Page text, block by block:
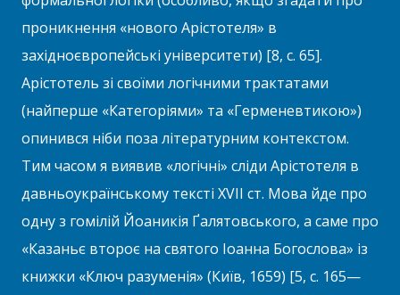
проникнення «нового Арістотеля» в
західноєвропейські університети) [8, с. 65].
Арістотель зі своїми логічними трактатами
(найперше «Категоріями» та «Герменевтикою»)
опинився ніби поза літературним контекстом.
Тим часом я виявив «логічні» сліди Арістотеля в
давньоукраїнському тексті XVII ст. Мова йде про
одну з гомілій Йоаникія Ґалятовського, а саме про
«Казаньє второє на святого Іоанна Богослова» із
книжки «Ключ разуменія» (Київ, 1659) [5, с. 165—